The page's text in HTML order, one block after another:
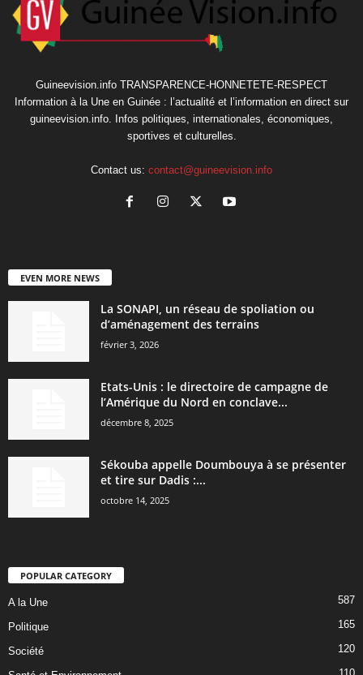
Guineevision.info TRANSPARENCE-HONNETETE-RESPECT
Information à la Une en Guinée : l’actualité et l’information en direct sur
guineevision.info. Infos politiques, internationales, économiques,
sportives et culturelles.
Contact us: contact@guineevision.info
EVEN MORE NEWS
La SONAPI, un réseau de spoliation ou
d’aménagement des terrains
février 3, 2026
Etats-Unis : le directoire de campagne de
l’Amérique du Nord en conclave...
décembre 8, 2025
Sékouba appelle Doumbouya à se présenter
et tire sur Dadis :...
octobre 14, 2025
POPULAR CATEGORY
A la Une 587
Politique 165
Société 120